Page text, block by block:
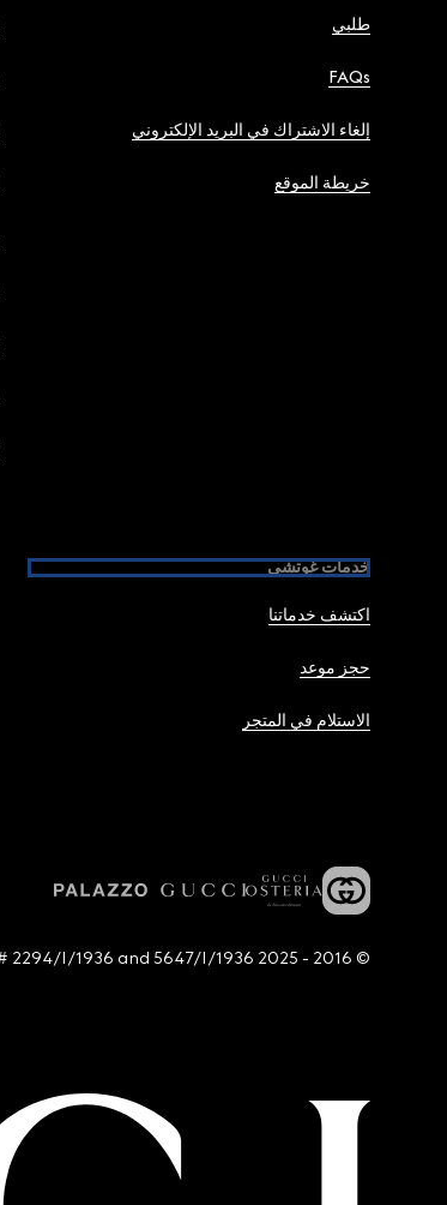
طلبي
FAQs
إلغاء الاشتراك في البريد الإلكتروني
خريطة الموقع
خدمات غوتشي
اكتشف خدماتنا
حجز موعد
الاستلام في المتجر
© 2016 - 2025 Guccio Gucci S.p.A. - All rights reserved. SIAE LICENCE # 2294/I/1936 and 5647/I/1936